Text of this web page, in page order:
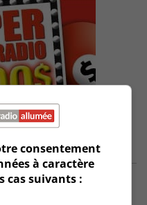
consentement
à caractère
cas suivants :